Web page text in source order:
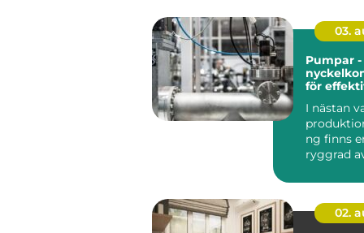
03.
Pumpar
för
I nästan
ng finns
ryggrad
02.